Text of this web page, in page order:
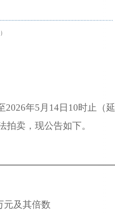
2026年5 月 14日 10时止（延
拍卖，现公告如下。
元及其倍数